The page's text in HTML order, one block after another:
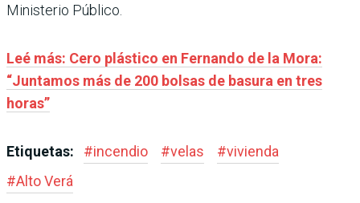
Ministerio Público.
Leé más: Cero plástico en Fernando de la Mora:
“Juntamos más de 200 bolsas de basura en tres
horas”
Etiquetas: #incendio #velas #vivienda
#Alto Verá